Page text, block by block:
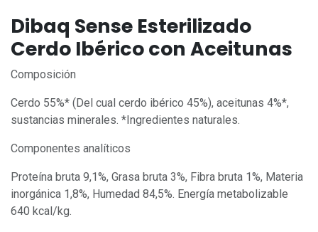
Dibaq Sense Esterilizado
Cerdo Ibérico con Aceitunas
Composición
Cerdo 55%* (Del cual cerdo ibérico 45%), aceitunas 4%*,
sustancias minerales. *Ingredientes naturales.
Componentes analíticos
Proteína bruta 9,1%, Grasa bruta 3%, Fibra bruta 1%, Materia
inorgánica 1,8%, Humedad 84,5%. Energía metabolizable
640 kcal/kg.